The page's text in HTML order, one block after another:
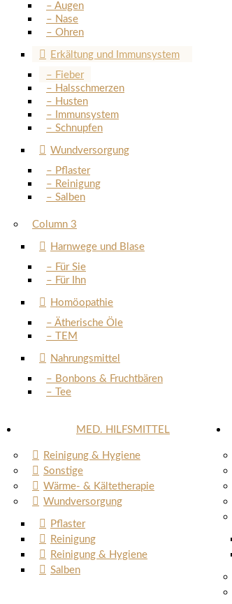
– Augen
– Nase
– Ohren
Erkältung und Immunsystem
– Fieber
– Halsschmerzen
– Husten
– Immunsystem
– Schnupfen
Wundversorgung
– Pflaster
– Reinigung
– Salben
Column 3
Harnwege und Blase
– Für Sie
– Für Ihn
Homöopathie
– Ätherische Öle
– TEM
Nahrungsmittel
– Bonbons & Fruchtbären
– Tee
MED. HILFSMITTEL
Reinigung & Hygiene
Sonstige
Wärme- & Kältetherapie
Wundversorgung
Pflaster
Reinigung
Reinigung & Hygiene
Salben